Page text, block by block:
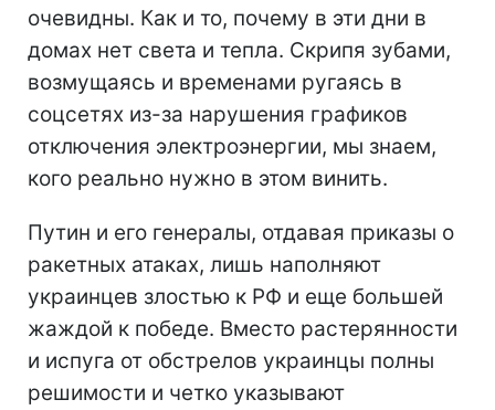
очевидны. Как и то, почему в эти дни в
домах нет света и тепла. Скрипя зубами,
возмущаясь и временами ругаясь в
соцсетях из-за нарушения графиков
отключения электроэнергии, мы знаем,
кого реально нужно в этом винить.
Путин и его генералы, отдавая приказы о
ракетных атаках, лишь наполняют
украинцев злостью к РФ и еще большей
жаждой к победе. Вместо растерянности
и испуга от обстрелов украинцы полны
решимости и четко указывают